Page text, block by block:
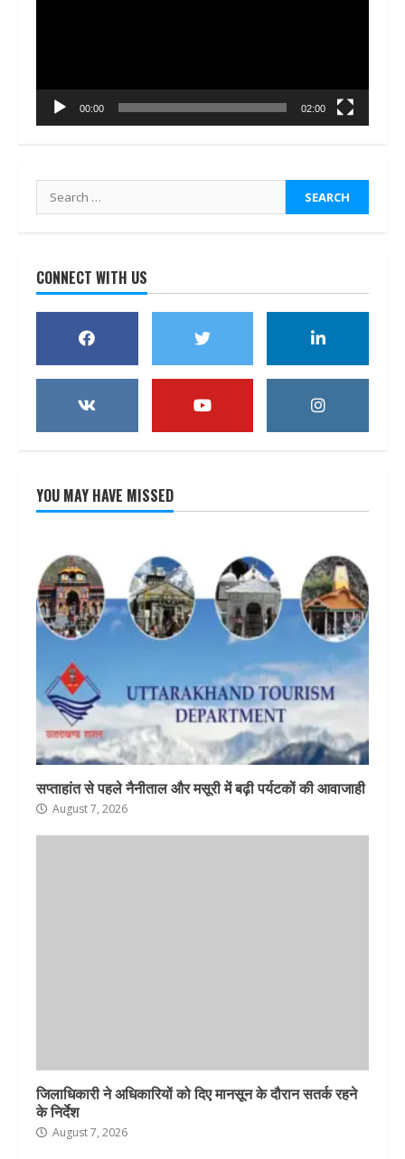
00:00 02:00
Search
for:
CONNECT WITH US
YOU MAY HAVE MISSED
सप्ताहांत से पहले नैनीताल और मसूरी में बढ़ी पर्यटकों की आवाजाही
August 7, 2026
जिलाधिकारी ने अधिकारियों को दिए मानसून के दौरान सतर्क रहने
के निर्देश
August 7, 2026